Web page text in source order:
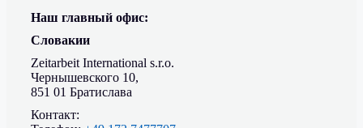
Наш главный офис:
Словакии
Zeitarbeit International s.r.o.
Чернышевского 10,
851 01 Братислава
Контакт: